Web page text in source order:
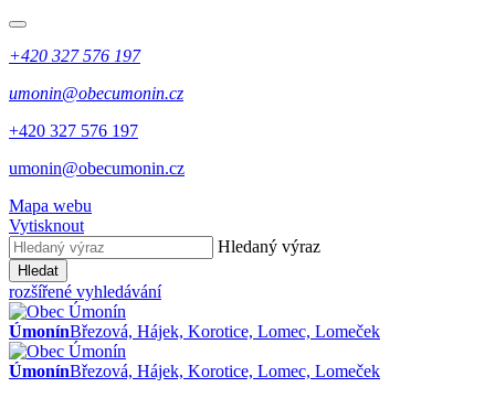
+420 327 576 197
umonin@obecumonin.cz
+420 327 576 197
umonin@obecumonin.cz
Mapa webu
Vytisknout
Hledaný výraz
Hledat
rozšířené vyhledávání
ÚmonínBřezová, Hájek, Korotice, Lomec, Lomeček
ÚmonínBřezová, Hájek, Korotice, Lomec, Lomeček